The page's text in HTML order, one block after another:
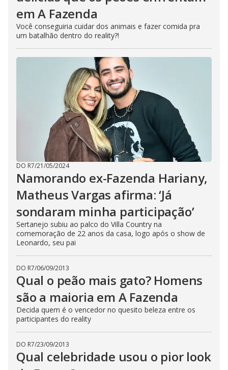
em A Fazenda
Você conseguiria cuidar dos animais e fazer comida pra
um batalhão dentro do reality?!
DO R7/21/05/2024
Namorando ex-Fazenda Hariany,
Matheus Vargas afirma: ‘Já
sondaram minha participação’
Sertanejo subiu ao palco do Villa Country na
comemoração de 22 anos da casa, logo após o show de
Leonardo, seu pai
DO R7/06/09/2013
Qual o peão mais gato? Homens
são a maioria em A Fazenda
Decida quem é o vencedor no quesito beleza entre os
participantes do reality
DO R7/23/09/2013
Qual celebridade usou o pior look